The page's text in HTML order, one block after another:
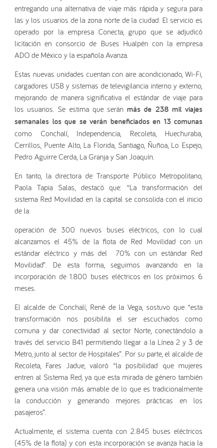
entregando una alternativa de viaje más rápida y segura para
las y los usuarios de la zona norte de la ciudad. El servicio es
operado por la empresa Conecta, grupo que se adjudicó
licitación en consorcio de Buses Hualpén con la empresa
ADO de México y la española Avanza.
Estas nuevas unidades cuentan con aire acondicionado, Wi-Fi,
cargadores USB y sistemas de televigilancia interno y externo,
mejorando de manera significativa el estándar de viaje para
los usuarios. Se estima que seránmás de 238 mil viajes
semanales los que se verán beneficiados en 13 comunas
como Conchalí, Independencia, Recoleta, Huechuraba,
Cerrillos, Puente Alto, La Florida, Santiago, Ñuñoa, Lo Espejo,
Pedro Aguirre Cerda, La Granja y San Joaquín.
En tanto, la directora de Transporte Público Metropolitano,
Paola Tapia Salas, destacó que: “La transformación del
sistema Red Movilidad en la capital se consolida con el inicio
de la
operación de 300 nuevos buses eléctricos, con lo cual
alcanzamos el 45% de la flota de Red Movilidad con un
estándar eléctrico y más del 70% con un estándar Red
Movilidad”. De esta forma, seguimos avanzando en la
incorporación de 1.800 buses eléctricos en los próximos 6
meses.
El alcalde de Conchalí, René de la Vega, sostuvo que “esta
transformación nos posibilita el ser escuchados como
comuna y dar conectividad al sector Norte, conectándolo a
través del servicio B41 permitiendo llegar a la Línea 2 y 3 de
Metro, junto al sector de Hospitales”. Por su parte, el alcalde de
Recoleta, Fares Jadue, valoró “la posibilidad que mujeres
entren al Sistema Red, ya que esta mirada de género también
genera una visión más amable de lo que es tradicionalmente
la conducción y generando mejores prácticas en los
pasajeros”.
Actualmente, el sistema cuenta con 2.845 buses eléctricos
(45% de la flota) y con esta incorporación se avanza hacia la